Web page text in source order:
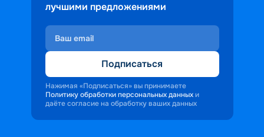
лучшими предложениями
Подписаться
Нажимая «Подписаться» вы принимаете
Политику обработки персональных данных и
даёте согласие на обработку ваших данных